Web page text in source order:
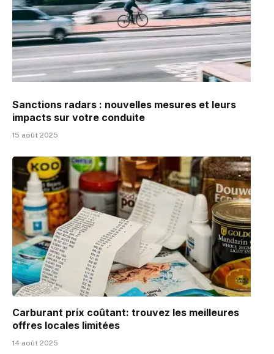
Sanctions radars : nouvelles mesures et leurs
impacts sur votre conduite
15 août 2025
Carburant prix coûtant: trouvez les meilleures
offres locales limitées
14 août 2025